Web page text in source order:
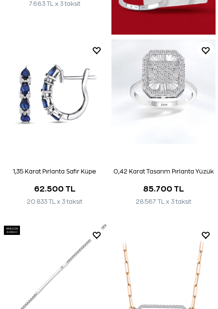
7.663 TL x 3 taksit
1,35 Karat Pırlanta Safir Küpe
62.500 TL
20.833 TL x 3 taksit
0,42 Karat Tasarım Pırlanta Yüzük
85.700 TL
28.567 TL x 3 taksit
AYNI GÜN
KARGO